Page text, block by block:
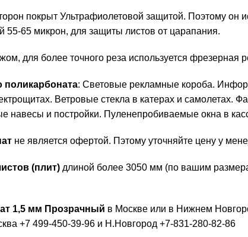
покрыт Ультрафиолетовой защитой. Поэтому он
55-65 микрон, для защиты листов от царапания.
для более точного реза используется фрезерная
: Световые рекламные короба.
Ветровые стекла в катерах и
навесы и постройки. Пуленепробиваемые окна в
не является офертой. Пэтому уточняйте цену у
(плит) длиной более 3050 мм (по вашим
1,5 мм Прозрачный в Москве или в Нижнем
+7 499-450-39-96 и Н.Новгород +7-831-280-82-86